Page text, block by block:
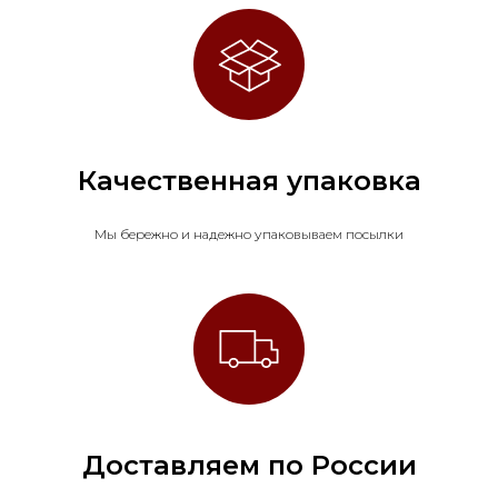
Качественная упаковка
Мы бережно и надежно упаковываем посылки
Доставляем по России